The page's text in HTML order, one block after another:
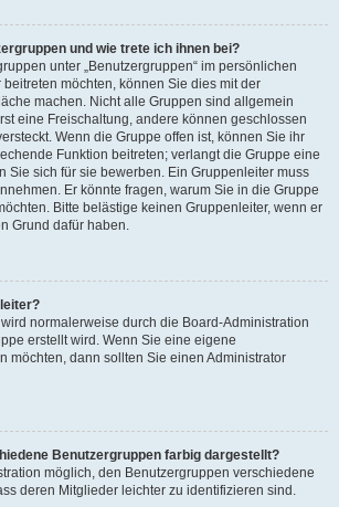
und wie trete ich ihnen bei?
unter „Benutzergruppen“ im persönlichen
beitreten möchten, können Sie dies mit der
machen. Nicht alle Gruppen sind allgemein
eine Freischaltung, andere können geschlossen
Wenn die Gruppe offen ist, können Sie ihr
Funktion beitreten; verlangt die Gruppe eine
Sie sich für sie bewerben. Ein Gruppenleiter muss
Er könnte fragen, warum Sie in die Gruppe
Bitte belästige keinen Gruppenleiter, wenn er
Grund dafür haben.
normalerweise durch die Board-Administration
erstellt wird. Wenn Sie eine eigene
möchten, dann sollten Sie einen Administrator
Benutzergruppen farbig dargestellt?
möglich, den Benutzergruppen verschiedene
deren Mitglieder leichter zu identifizieren sind.